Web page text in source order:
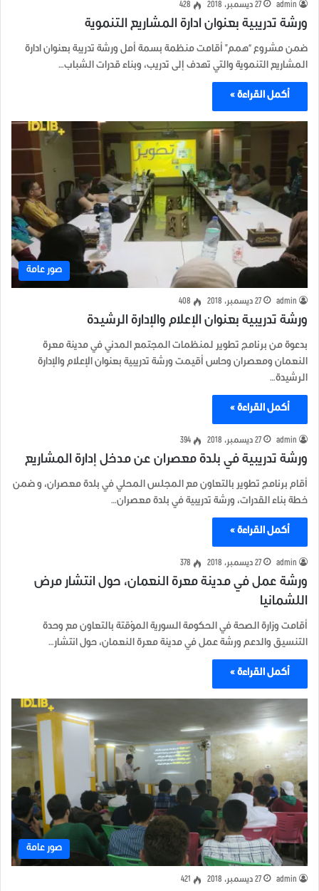
admin 27 ديسمبر، 2018 428
ورشة تدريبية بعنوان ادارة المشاريع التنموية
ضمن مشروع “همم” أقامت منظمة بسمة أمل ورشة تدريبة بعنوان ادارة
المشاريع التنموية والتي تهدف إلى تدريب، وبناء قدرات الشباب…
أكمل القراءة »
صور عامة
admin 27 ديسمبر، 2018 408
ورشة تدريبية بعنوان الإعلام والإدارة الرشيدة
بدعوة من برنامج تطوير لمنظمات المجتمع المدني في مدينة معرة
النعمان ومعصران وحاس أقيمت ورشة تدريبية بعنوان الإعلام والإدارة
الرشيدة…
أكمل القراءة »
admin 27 ديسمبر، 2018 394
ورشة تدريبية في بلدة معصران عن مدخل إدارة المشاريع
أقام برنامج تطوير بالتعاون مع المجلس المحلي في بلدة معصران، و ضمن
خطة بناء القدرات، ورشة تدريبية في بلدة معصران…
أكمل القراءة »
admin 27 ديسمبر، 2018 378
ورشة عمل في مدينة معرة النعمان، حول انتشار مرض
اللشمانيا
أقامت وزارة الصحة في الحكومة السورية المؤقتة بالتعاون مع وحدة
التنسيق والدعم ورشة عمل في مدينة معرة النعمان، حول انتشار…
أكمل القراءة »
صور عامة
admin 27 ديسمبر، 2018 421